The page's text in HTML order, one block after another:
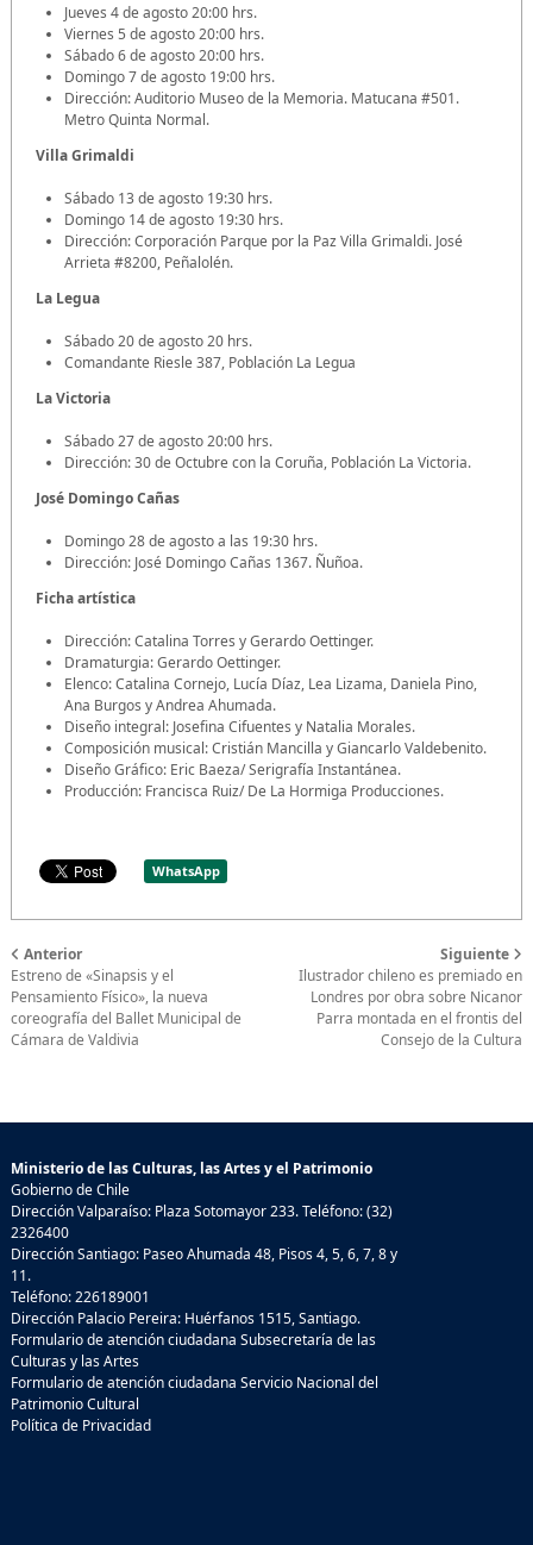
Jueves 4 de agosto 20:00 hrs.
Viernes 5 de agosto 20:00 hrs.
Sábado 6 de agosto 20:00 hrs.
Domingo 7 de agosto 19:00 hrs.
Dirección: Auditorio Museo de la Memoria. Matucana #501.
Metro Quinta Normal.
Villa Grimaldi
Sábado 13 de agosto 19:30 hrs.
Domingo 14 de agosto 19:30 hrs.
Dirección: Corporación Parque por la Paz Villa Grimaldi. José
Arrieta #8200, Peñalolén.
La Legua
Sábado 20 de agosto 20 hrs.
Comandante Riesle 387, Población La Legua
La Victoria
Sábado 27 de agosto 20:00 hrs.
Dirección: 30 de Octubre con la Coruña, Población La Victoria.
José Domingo Cañas
Domingo 28 de agosto a las 19:30 hrs.
Dirección: José Domingo Cañas 1367. Ñuñoa.
Ficha artística
Dirección: Catalina Torres y Gerardo Oettinger.
Dramaturgia: Gerardo Oettinger.
Elenco: Catalina Cornejo, Lucía Díaz, Lea Lizama, Daniela Pino,
Ana Burgos y Andrea Ahumada.
Diseño integral: Josefina Cifuentes y Natalia Morales.
Composición musical: Cristián Mancilla y Giancarlo Valdebenito.
Diseño Gráfico: Eric Baeza/ Serigrafía Instantánea.
Producción: Francisca Ruiz/ De La Hormiga Producciones.
WhatsApp
Anterior
Estreno de «Sinapsis y el
Pensamiento Físico», la nueva
coreografía del Ballet Municipal de
Cámara de Valdivia
Siguiente
Ilustrador chileno es premiado en
Londres por obra sobre Nicanor
Parra montada en el frontis del
Consejo de la Cultura
Ministerio de las Culturas, las Artes y el Patrimonio
Gobierno de Chile
Dirección Valparaíso: Plaza Sotomayor 233. Teléfono: (32)
2326400
Dirección Santiago: Paseo Ahumada 48, Pisos 4, 5, 6, 7, 8 y
11.
Teléfono: 226189001
Dirección Palacio Pereira: Huérfanos 1515, Santiago.
Formulario de atención ciudadana Subsecretaría de las
Culturas y las Artes
Formulario de atención ciudadana Servicio Nacional del
Patrimonio Cultural
Política de Privacidad